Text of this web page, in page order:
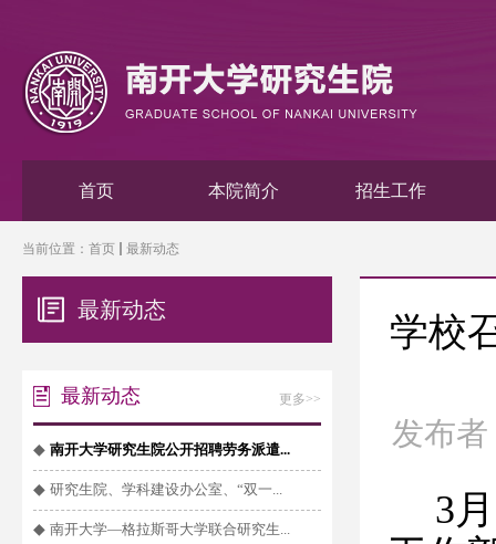
首页 本院简介 招生工作
当前位置： 首页 最新动态
最新动态
最新动态 更多>>
◆ 南开大学研究生院公开招聘劳务派遣...
◆ 研究生院、学科建设办公室、“双一...
◆ 南开大学—格拉斯哥大学联合研究生...
学校
发布
3